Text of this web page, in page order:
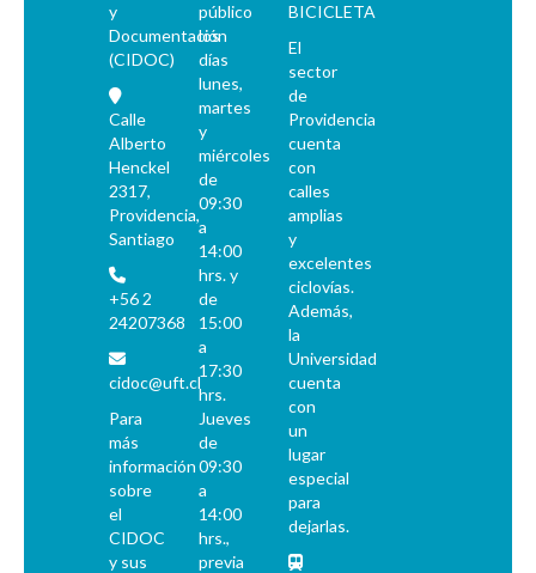
VC - Vía Chilena
ZZ - Zig-Zag
y
Documentación
(CIDOC)
Calle
Alberto
Henckel
2317,
Providencia,
Santiago
+56 2
24207368
cidoc@uft.cl
Para
más
información
sobre
el
CIDOC
y sus
público
los
días
lunes,
martes
y
miércoles
de
09:30
a
14:00
hrs. y
de
15:00
a
17:30
hrs.
Jueves
de
09:30
a
14:00
hrs.,
previa
BICICLETA
El
sector
de
Providencia
cuenta
con
calles
amplias
y
excelentes
ciclovías.
Además,
la
Universidad
cuenta
con
un
lugar
especial
para
dejarlas.